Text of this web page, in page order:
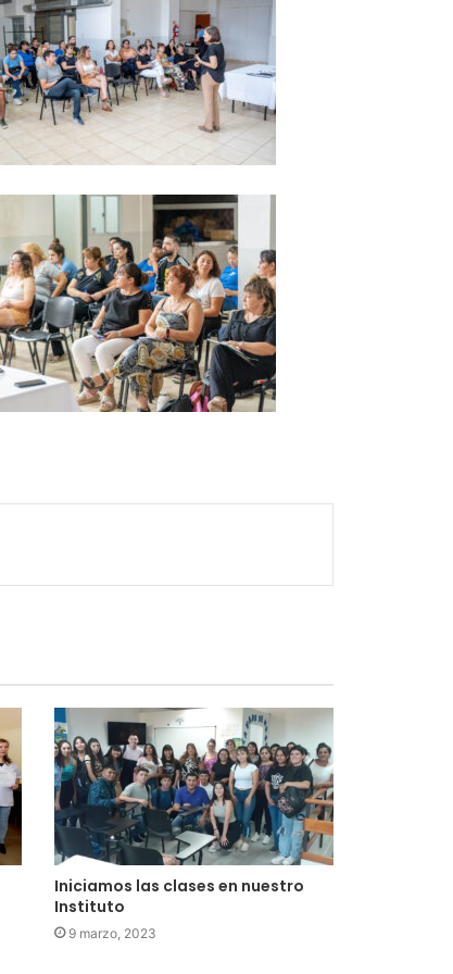
Iniciamos las clases en nuestro
Instituto
9 marzo, 2023